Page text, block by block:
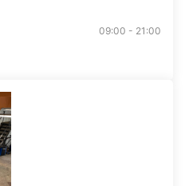
09:00 - 21:00